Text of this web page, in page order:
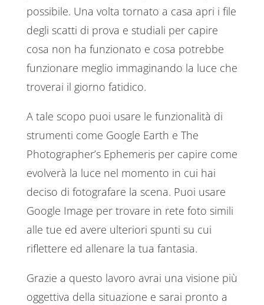
possibile. Una volta tornato a casa apri i file
degli scatti di prova e studiali per capire
cosa non ha funzionato e cosa potrebbe
funzionare meglio immaginando la luce che
troverai il giorno fatidico.
A tale scopo puoi usare le funzionalità di
strumenti come Google Earth e The
Photographer’s Ephemeris per capire come
evolverà la luce nel momento in cui hai
deciso di fotografare la scena. Puoi usare
Google Image per trovare in rete foto simili
alle tue ed avere ulteriori spunti su cui
riflettere ed allenare la tua fantasia.
Grazie a questo lavoro avrai una visione più
oggettiva della situazione e sarai pronto a